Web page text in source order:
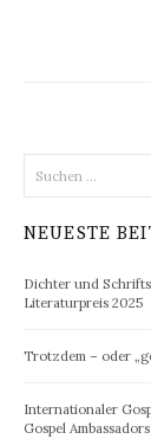
nach:
NEUESTE
Dichter und
Literaturpreis 2025
Trotzdem – oder
Internationaler
Gospel